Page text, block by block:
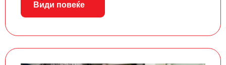
Види повеќе